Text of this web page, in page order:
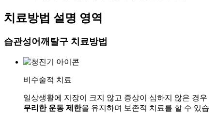
치료방법 설명 영역
습관성어깨탈구 치료방법
비수술적 치료
일상생활에 지장이 크지 않고 증상이 심하지 않은 경우
무리한 운동 제한을 유지하며 보존적 치료를 할 수 있습